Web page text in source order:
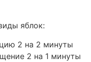
яблок:
2 на 2 минуты
2 на 1 минуты